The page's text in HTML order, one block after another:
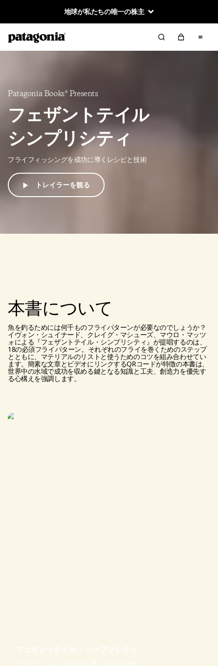
地球が私たちの唯一の株主
Patagonia Books® Presents
フェザントテイル
シンプリシティ
フライフィッシングを成功に導くレシピと技術
トレイラーを観る
本書について
魚を釣るためには何千ものフライパターンが必要なのでしょうか？
イヴォン・シュイナード、クレイグ・マシューズ、マウロ・マッツ
ォによる『フェザントテイル・シンプリシティ』が提唱するのは、
18の必須フライパターン。それぞれのフライを巻くためのステップ
とともに、マテリアルのリストと使うためのコツを組み合わせてい
ます。簡素な文章とビデオにリンクするQRコードが特徴の本書は、
世界中の水域で成功を収める鍵となる知識と工夫、創造力を優先す
る心構えを強調します。